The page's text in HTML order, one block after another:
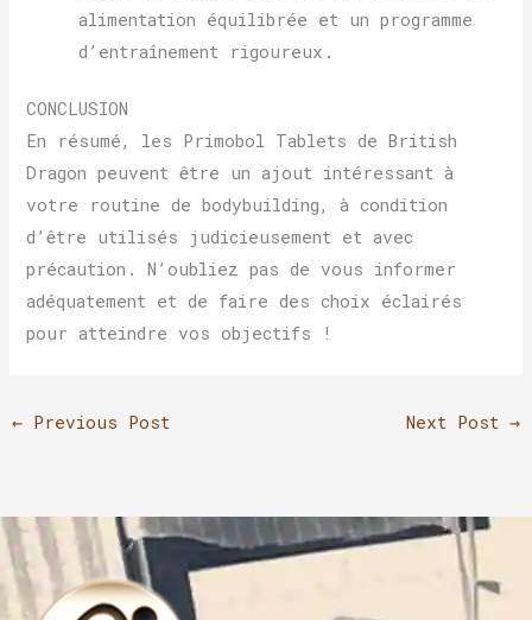
alimentation équilibrée et un programme
d’entraînement rigoureux.
CONCLUSION
En résumé, les Primobol Tablets de British
Dragon peuvent être un ajout intéressant à
votre routine de bodybuilding, à condition
d’être utilisés judicieusement et avec
précaution. N’oubliez pas de vous informer
adéquatement et de faire des choix éclairés
pour atteindre vos objectifs !
←Previous Post Next Post→